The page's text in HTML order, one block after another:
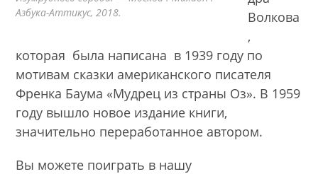
Азбука-Аттикус, 2018.
Волкова
,
которая была написана в 1939 году по
мотивам сказки американского писателя
Френка Баума «Мудрец из страны Оз». В 1959
году вышло новое издание книги,
значительно переработанное автором.
Вы можете поиграть в нашу